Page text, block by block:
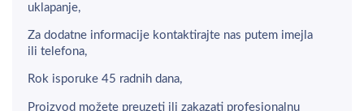
uklapanje,
Za dodatne informacije kontaktirajte nas putem imejla
ili telefona,
Rok isporuke 45 radnih dana,
Proizvod možete preuzeti ili zakazati profesionalnu